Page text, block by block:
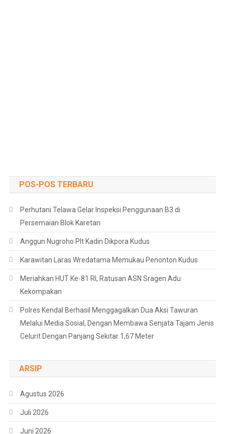
POS-POS TERBARU
Perhutani Telawa Gelar Inspeksi Penggunaan B3 di
Persemaian Blok Karetan
Anggun Nugroho Plt Kadin Dikpora Kudus
Karawitan Laras Wredatama Memukau Penonton Kudus
Meriahkan HUT Ke-81 RI, Ratusan ASN Sragen Adu
Kekompakan
Polres Kendal Berhasil Menggagalkan Dua Aksi Tawuran
Melalui Media Sosial, Dengan Membawa Senjata Tajam Jenis
Celurit Dengan Panjang Sekitar 1,67 Meter
ARSIP
Agustus 2026
Juli 2026
Juni 2026